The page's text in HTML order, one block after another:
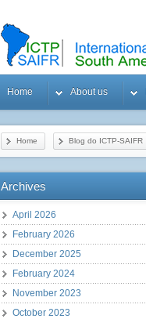
Home About us
Home Blog do ICTP-SAIFR
Archives
April 2026
February 2026
December 2025
February 2024
November 2023
October 2023